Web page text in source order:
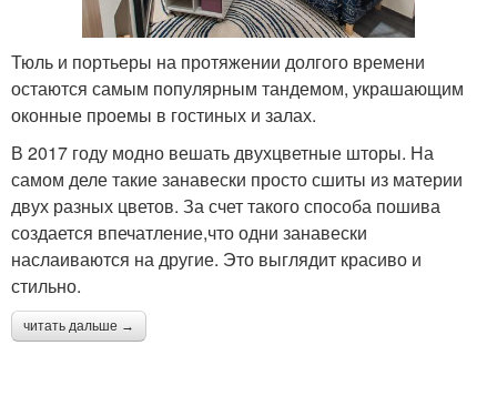
Тюль и портьеры на протяжении долгого времени
остаются самым популярным тандемом, украшающим
оконные проемы в гостиных и залах.
В 2017 году модно вешать двухцветные шторы. На
самом деле такие занавески просто сшиты из материи
двух разных цветов. За счет такого способа пошива
создается впечатление,что одни занавески
наслаиваются на другие. Это выглядит красиво и
стильно.
читать дальше →